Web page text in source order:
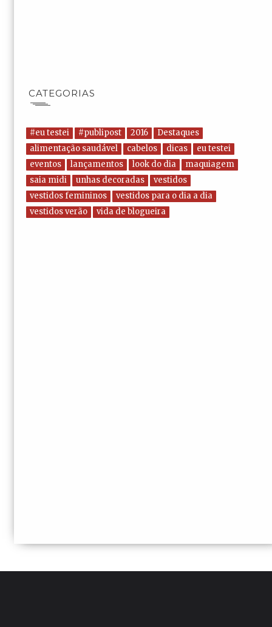
CATEGORIAS
#eu testei #publipost 2016
Destaques
alimentação saudável
cabelos dicas
eu testei
eventos
lançamentos look do dia
maquiagem
saia midi
unhas decoradas
vestidos
vestidos femininos
vestidos para o dia a dia
vestidos verão
vida de blogueira